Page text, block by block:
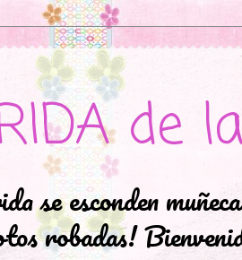
de
se esconden
robadas!